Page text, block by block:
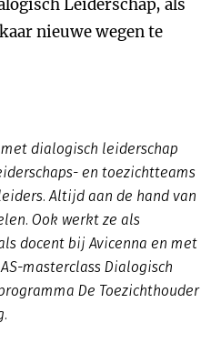
Leiderschap, als
nieuwe wegen te
dialogisch leiderschap
en toezichtteams
Altijd aan de hand van
Ook werkt ze als
docent bij Avicenna en met
masterclass Dialogisch
De Toezichthouder